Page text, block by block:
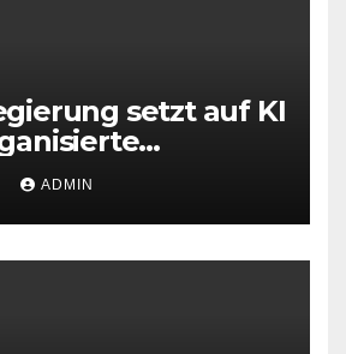
setzt auf KI
ADMIN